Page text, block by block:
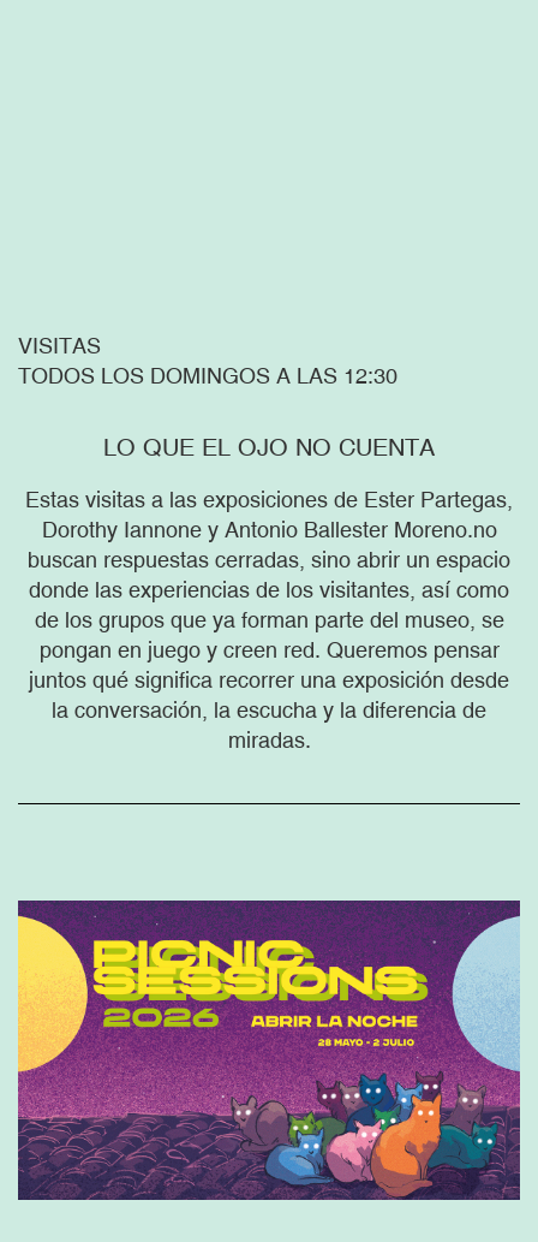
VISITAS
TODOS LOS DOMINGOS A LAS 12:30
LO QUE EL OJO NO CUENTA
Estas visitas a las exposiciones de Ester Partegas,
Dorothy Iannone y Antonio Ballester Moreno.no
buscan respuestas cerradas, sino abrir un espacio
donde las experiencias de los visitantes, así como
de los grupos que ya forman parte del museo, se
pongan en juego y creen red. Queremos pensar
juntos qué significa recorrer una exposición desde
la conversación, la escucha y la diferencia de
miradas.